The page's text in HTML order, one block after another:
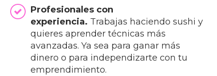
Profesionales con
experiencia. Trabajas haciendo sushi y
quieres aprender técnicas más
avanzadas. Ya sea para ganar más
dinero o para independizarte con tu
emprendimiento.